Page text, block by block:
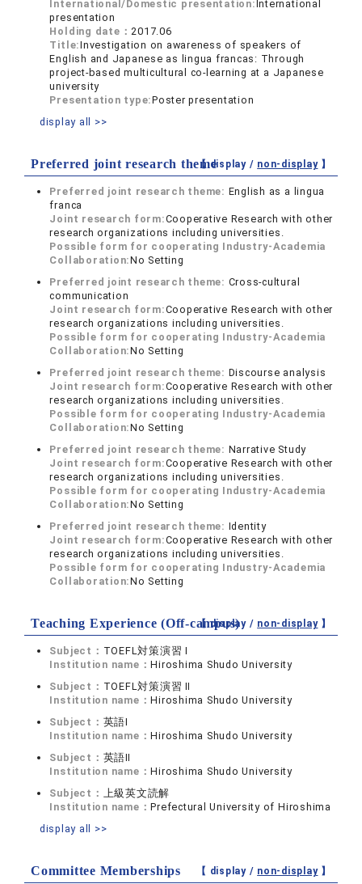
International/Domestic presentation:International
presentation
Holding date：2017.06
Title:Investigation on awareness of speakers of
English and Japanese as lingua francas: Through
project-based multicultural co-learning at a Japanese
university
Presentation type:Poster presentation
display all >>
Preferred joint research theme【 display / non-display】
Preferred joint research theme: English as a lingua
franca
Joint research form:Cooperative Research with other
research organizations including universities.
Possible form for cooperating Industry-Academia
Collaboration:No Setting
Preferred joint research theme: Cross-cultural
communication
Joint research form:Cooperative Research with other
research organizations including universities.
Possible form for cooperating Industry-Academia
Collaboration:No Setting
Preferred joint research theme: Discourse analysis
Joint research form:Cooperative Research with other
research organizations including universities.
Possible form for cooperating Industry-Academia
Collaboration:No Setting
Preferred joint research theme: Narrative Study
Joint research form:Cooperative Research with other
research organizations including universities.
Possible form for cooperating Industry-Academia
Collaboration:No Setting
Preferred joint research theme: Identity
Joint research form:Cooperative Research with other
research organizations including universities.
Possible form for cooperating Industry-Academia
Collaboration:No Setting
Teaching Experience (Off-campus)
【 display / non-display】
Subject： TOEFL対策演習 Ⅰ
Institution name：Hiroshima Shudo University
Subject： TOEFL対策演習 Ⅱ
Institution name：Hiroshima Shudo University
Subject： 英語Ⅰ
Institution name：Hiroshima Shudo University
Subject： 英語Ⅱ
Institution name：Hiroshima Shudo University
Subject： 上級英文読解
Institution name：Prefectural University of Hiroshima
display all >>
Committee Memberships 【 display / non-display】